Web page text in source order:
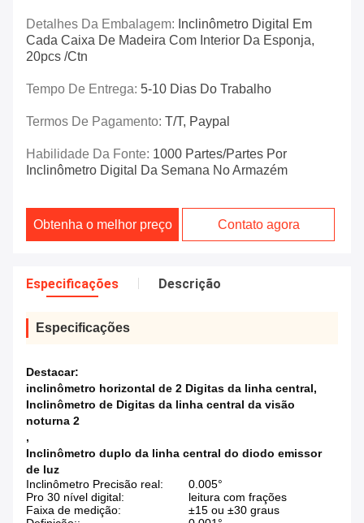
Detalhes Da Embalagem: Inclinômetro Digital Em
Cada Caixa De Madeira Com Interior Da Esponja,
20pcs /ctn
Tempo De Entrega: 5-10 Dias Do Trabalho
Termos De Pagamento: T/T, Paypal
Habilidade Da Fonte: 1000 Partes/partes Por
Inclinômetro Digital Da Semana No Armazém
Obtenha o melhor preço Contato agora
Especificações Descrição
Especificações
Destacar:
inclinômetro horizontal de 2 Digitas da linha central,
Inclinômetro de Digitas da linha central da visão
noturna 2
,
Inclinômetro duplo da linha central do diodo emissor
de luz
Inclinômetro Precisão real:
0.005°
Pro 30 nível digital:
leitura com frações
Faixa de medição:
±15 ou ±30 graus